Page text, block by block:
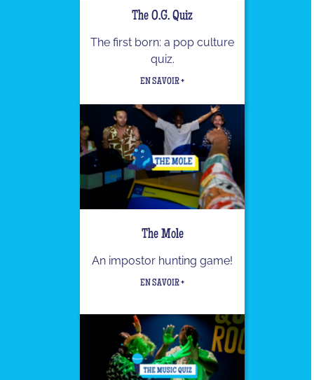
The O.G. Quiz
The first born: a pop culture
quiz.
EN SAVOIR +
The Mole
An impostor hunting game!
EN SAVOIR +